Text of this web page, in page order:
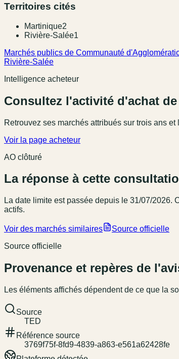
Territoires cités
Martinique2
Rivière-Salée1
Marchés publics de Communauté
Rivière-Salée
Intelligence acheteur
Consultez l'activité d'achat
Retrouvez ses marchés attribués sur trois ans
Voir la page acheteur
AO clôturé
La réponse à cette
La date limite est passée depuis le 31/07/2026.
actifs.
Voir des marchés similaires
Source officielle
Source officielle
Provenance et repères de
Les éléments affichés dépendent de ce que la
Source
TED
Référence source
3769f75f-8fd9-4839-a863-e561a62428fe